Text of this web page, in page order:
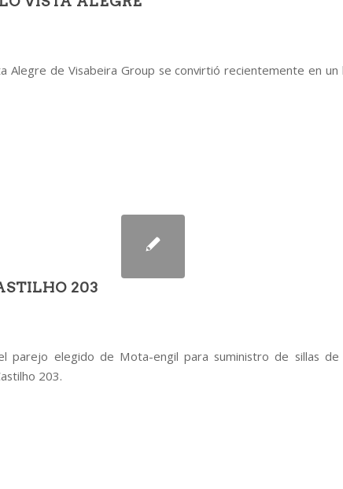
Alegre de Visabeira Group se convirtió recientemente en
203
parejo elegido de Mota-engil para suministro de sillas de
203.